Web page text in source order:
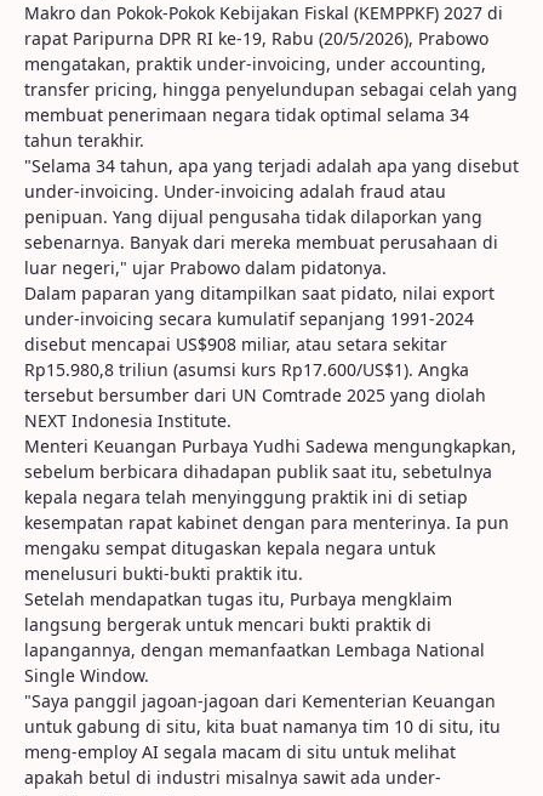
Makro dan Pokok-Pokok Kebijakan Fiskal (KEMPPKF) 2027 di
rapat Paripurna DPR RI ke-19, Rabu (20/5/2026), Prabowo
mengatakan, praktik under-invoicing, under accounting,
transfer pricing, hingga penyelundupan sebagai celah yang
membuat penerimaan negara tidak optimal selama 34
tahun terakhir.
"Selama 34 tahun, apa yang terjadi adalah apa yang disebut
under-invoicing. Under-invoicing adalah fraud atau
penipuan. Yang dijual pengusaha tidak dilaporkan yang
sebenarnya. Banyak dari mereka membuat perusahaan di
luar negeri," ujar Prabowo dalam pidatonya.
Dalam paparan yang ditampilkan saat pidato, nilai export
under-invoicing secara kumulatif sepanjang 1991-2024
disebut mencapai US$908 miliar, atau setara sekitar
Rp15.980,8 triliun (asumsi kurs Rp17.600/US$1). Angka
tersebut bersumber dari UN Comtrade 2025 yang diolah
NEXT Indonesia Institute.
Menteri Keuangan Purbaya Yudhi Sadewa mengungkapkan,
sebelum berbicara dihadapan publik saat itu, sebetulnya
kepala negara telah menyinggung praktik ini di setiap
kesempatan rapat kabinet dengan para menterinya. Ia pun
mengaku sempat ditugaskan kepala negara untuk
menelusuri bukti-bukti praktik itu.
Setelah mendapatkan tugas itu, Purbaya mengklaim
langsung bergerak untuk mencari bukti praktik di
lapangannya, dengan memanfaatkan Lembaga National
Single Window.
"Saya panggil jagoan-jagoan dari Kementerian Keuangan
untuk gabung di situ, kita buat namanya tim 10 di situ, itu
meng-employ AI segala macam di situ untuk melihat
apakah betul di industri misalnya sawit ada under-